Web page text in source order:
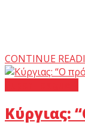
CONTINUE
Κύργιας: